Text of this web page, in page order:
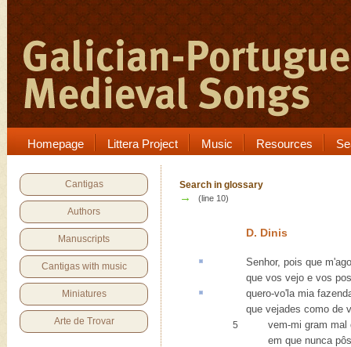
Homepage Littera Project Music Resources
Cantigas
Authors
Manuscripts
Cantigas with music
Miniatures
Arte de Trovar
Search in glossary
→ (line 10)
D. Dinis
Senhor, pois que
que vos vejo e vos
quero-vo'la mia
que vejades como de
5
vem-mi gram mal
em que nunca pôs